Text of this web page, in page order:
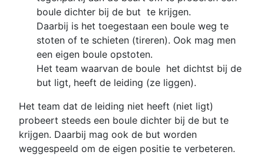
boule dichter bij de but te krijgen.
Daarbij is het toegestaan een boule weg te
stoten of te schieten (tireren). Ook mag men
een eigen boule opstoten.
Het team waarvan de boule het dichtst bij de
but ligt, heeft de leiding (ze liggen).
Het team dat de leiding niet heeft (niet ligt)
probeert steeds een boule dichter bij de but te
krijgen. Daarbij mag ook de but worden
weggespeeld om de eigen positie te verbeteren.